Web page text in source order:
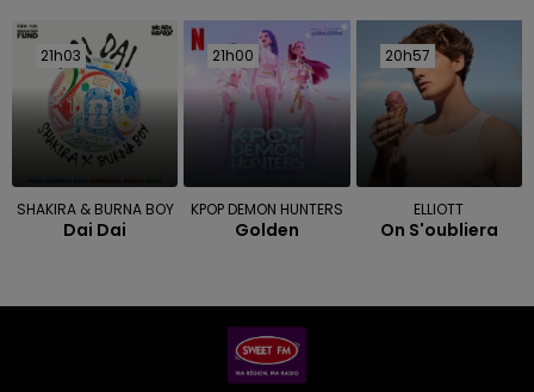
21h03
21h03
SHAKIRA & BURNA BOY
Dai Dai
21h00
21h00
KPOP DEMON HUNTERS
Golden
20h57
20h57
ELLIOTT
On S'oubliera